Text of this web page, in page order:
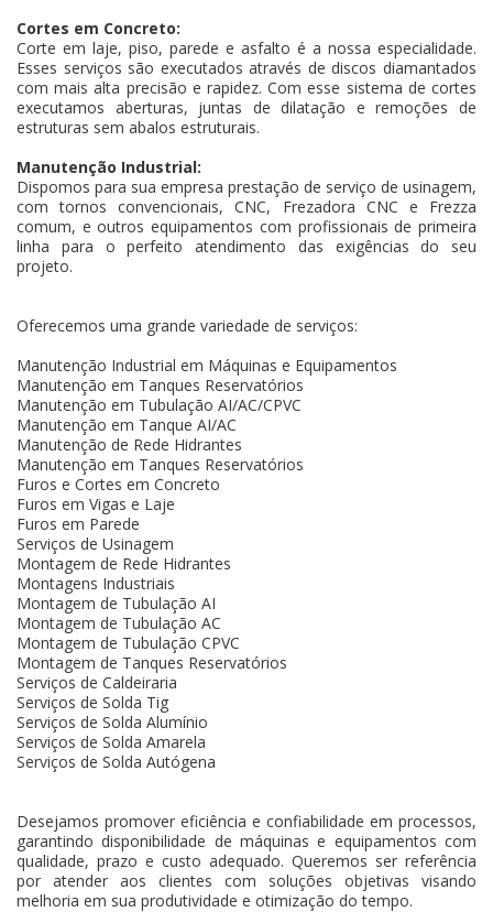
Cortes em Concreto:
Corte em laje, piso, parede e asfalto é a nossa especialidade.
Esses serviços são executados através de discos diamantados
com mais alta precisão e rapidez. Com esse sistema de cortes
executamos aberturas, juntas de dilatação e remoções de
estruturas sem abalos estruturais.
Manutenção Industrial:
Dispomos para sua empresa prestação de serviço de usinagem,
com tornos convencionais, CNC, Frezadora CNC e Frezza
comum, e outros equipamentos com profissionais de primeira
linha para o perfeito atendimento das exigências do seu
projeto.
Oferecemos uma grande variedade de serviços:
Manutenção Industrial em Máquinas e Equipamentos
Manutenção em Tanques Reservatórios
Manutenção em Tubulação AI/AC/CPVC
Manutenção em Tanque AI/AC
Manutenção de Rede Hidrantes
Manutenção em Tanques Reservatórios
Furos e Cortes em Concreto
Furos em Vigas e Laje
Furos em Parede
Serviços de Usinagem
Montagem de Rede Hidrantes
Montagens Industriais
Montagem de Tubulação AI
Montagem de Tubulação AC
Montagem de Tubulação CPVC
Montagem de Tanques Reservatórios
Serviços de Caldeiraria
Serviços de Solda Tig
Serviços de Solda Alumínio
Serviços de Solda Amarela
Serviços de Solda Autógena
Desejamos promover eficiência e confiabilidade em processos,
garantindo disponibilidade de máquinas e equipamentos com
qualidade, prazo e custo adequado. Queremos ser referência
por atender aos clientes com soluções objetivas visando
melhoria em sua produtividade e otimização do tempo.